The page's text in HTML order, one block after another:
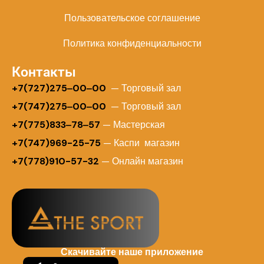
Пользовательское соглашение
Политика конфиденциальности
Контакты
+7(727)275‒00‒00 — Торговый зал
+7(747)275‒00‒00 — Торговый зал
+7(775)833‒78‒57 — Мастерская
+7(747)969-25-75 — Каспи магазин
+7(778)910-57-32 — Онлайн магазин
Скачивайте наше приложение